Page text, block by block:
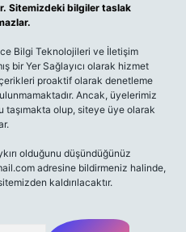
Sitemizdeki bilgiler taslak
Bilgi Teknolojileri ve İletişim
bir Yer Sağlayıcı olarak hizmet
proaktif olarak denetleme
Ancak, üyelerimiz
taşımakta olup, siteye üye olarak
olduğunu düşündüğünüz
adresine bildirmeniz halinde,
kaldırılacaktır.